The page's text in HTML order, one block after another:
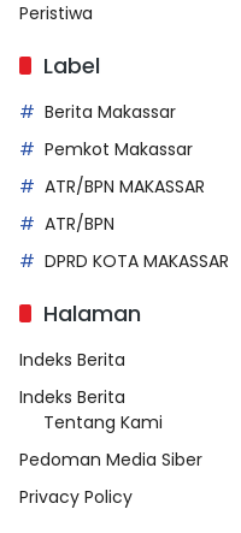
Peristiwa
Label
Berita Makassar
Pemkot Makassar
ATR/BPN MAKASSAR
ATR/BPN
DPRD KOTA MAKASSAR
Halaman
Indeks Berita
Indeks Berita
Tentang Kami
Pedoman Media Siber
Privacy Policy